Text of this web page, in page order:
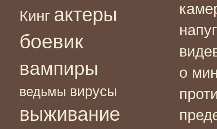
Кинг актеры
боевик
вампиры
ведьмы вирусы
выживание
о